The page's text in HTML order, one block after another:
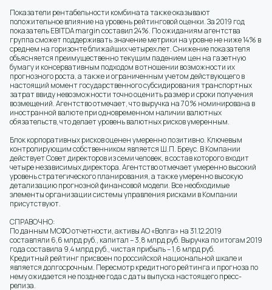
Показатели рентабельности комбината также оказывают
положительное влияние на уровень рейтинговой оценки. За 2019 год
показатель EBITDA margin составил 24%. По ожиданиям агентства
группа сможет поддерживать значение метрики на уровне не ниже 14% в
среднем на горизонте ближайших четырех лет. Снижение показателя
объясняется преимущественно текущим падением цен на газетную
бумагу и консервативным подходом в отношении возможности их
прогнозного роста, а также и ограниченным учетом действующего в
настоящий момент государственного субсидирования транспортных
затрат ввиду невозможности точно оценить размер и сроки получения
возмещений. Агентство отмечает, что выручка на 70% номинирована в
иностранной валюте при одновременном наличии валютных
обязательств, что делает уровень валютных рисков умеренным.
Блок корпоративных рисков оценен умеренно позитивно. Ключевым
контролирующим собственником является Ш.П. Бреус. В Компании
действует Совет директоров из семи человек, в состав которого входит
четыре независимых директора. Агентство отмечает умеренно высокий
уровень стратегического планирования, а также умеренно высокую
детализацию прогнозной финансовой модели. Все необходимые
элементы организации системы управления рисками в Компании
присутствуют.
СПРАВОЧНО:
По данным МСФО отчетности, активы АО «Волга» на 31.12.2019
составляли 6,6 млрд руб., капитал – 3,8 млрд руб. Выручка по итогам 2019
года составила 9,4 млрд руб., чистая прибыль – 1,6 млрд руб.
Кредитный рейтинг присвоен по российской национальной шкале и
является долгосрочным. Пересмотр кредитного рейтинга и прогноза по
нему ожидается не позднее года с даты выпуска настоящего пресс-
релиза.